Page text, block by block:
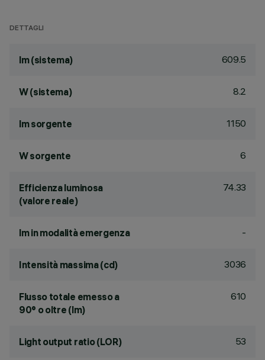
DETTAGLI
lm (sistema) 609.5
W (sistema) 8.2
lm sorgente 1150
W sorgente 6
Efficienza luminosa
(valore reale)
74.33
lm in modalità emergenza -
Intensità massima (cd) 3036
Flusso totale emesso a
90° o oltre (lm)
610
Light output ratio (LOR) 53